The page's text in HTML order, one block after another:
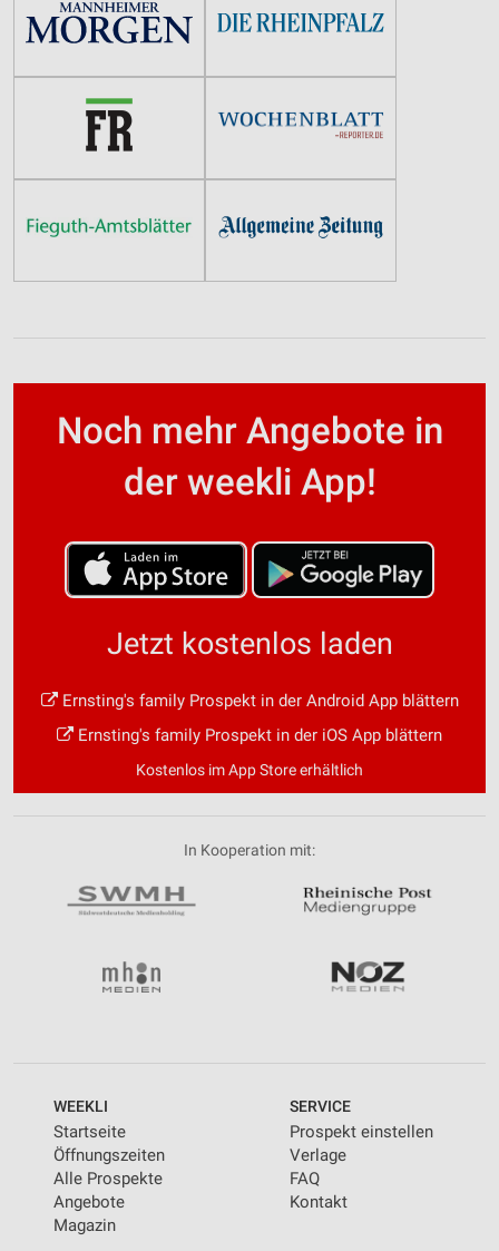
Noch mehr Angebote in
der weekli App!
Jetzt kostenlos laden
Ernsting's family Prospekt in der Android App blättern
Ernsting's family Prospekt in der iOS App blättern
Kostenlos im App Store erhältlich
In Kooperation mit:
WEEKLI
Startseite
Öffnungszeiten
Alle Prospekte
Angebote
Magazin
SERVICE
Prospekt einstellen
Verlage
FAQ
Kontakt